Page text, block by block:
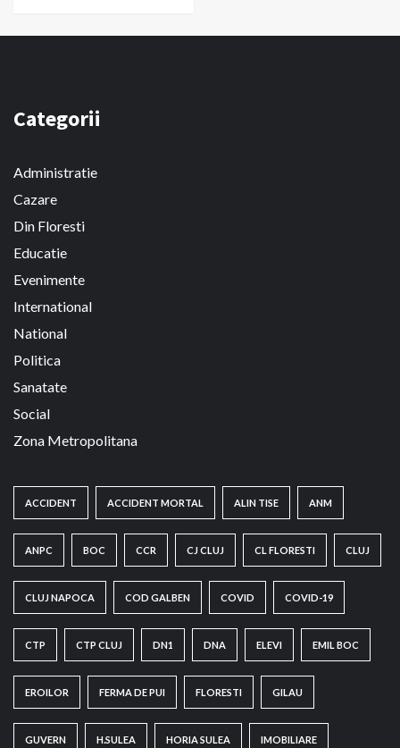
Categorii
Administratie
Cazare
Din Floresti
Educatie
Evenimente
International
National
Politica
Sanatate
Social
Zona Metropolitana
ACCIDENT ACCIDENT MORTAL ALIN TISE ANM
ANPC BOC CCR CJ CLUJ CL FLORESTI CLUJ
CLUJ NAPOCA COD GALBEN COVID COVID-19
CTP CTP CLUJ DN1 DNA ELEVI EMIL BOC
EROILOR FERMA DE PUI FLORESTI GILAU
GUVERN H.SULEA HORIA SULEA IMOBILIARE